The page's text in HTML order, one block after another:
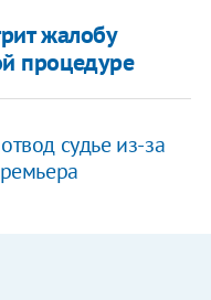
жалобу
процедуре
судье из-за